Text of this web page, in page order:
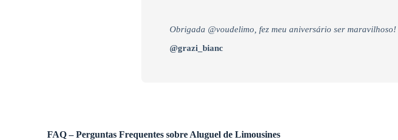
Obrigada @voudelimo, fez meu aniversário ser maravilhoso!
@grazi_bianc
FAQ – Perguntas Frequentes sobre Aluguel de Limousines